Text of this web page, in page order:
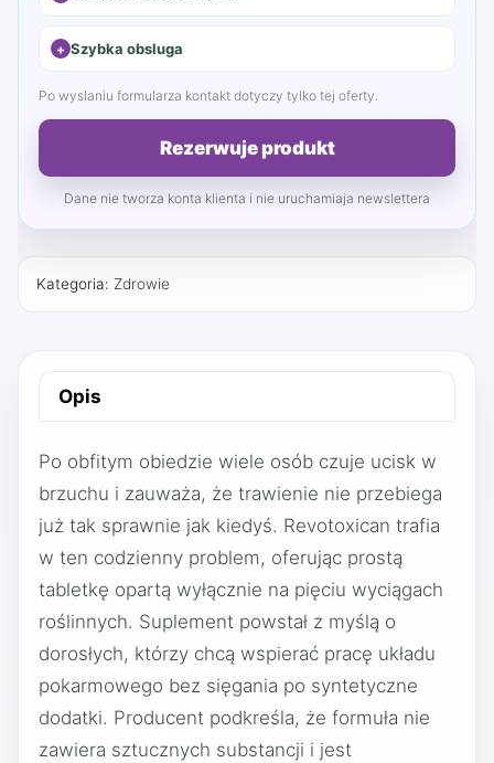
Szybka obsluga
Po wyslaniu formularza kontakt dotyczy tylko tej oferty.
Rezerwuje produkt
Dane nie tworza konta klienta i nie uruchamiaja newslettera
Kategoria: Zdrowie
Opis
Po obfitym obiedzie wiele osób czuje ucisk w
brzuchu i zauważa, że trawienie nie przebiega
już tak sprawnie jak kiedyś. Revotoxican trafia
w ten codzienny problem, oferując prostą
tabletkę opartą wyłącznie na pięciu wyciągach
roślinnych. Suplement powstał z myślą o
dorosłych, którzy chcą wspierać pracę układu
pokarmowego bez sięgania po syntetyczne
dodatki. Producent podkreśla, że formuła nie
zawiera sztucznych substancji i jest